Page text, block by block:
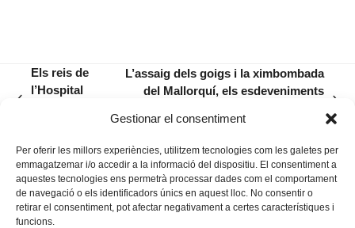
Gestionar el consentiment
Per oferir les millors experiències, utilitzem tecnologies com les galetes per
emmagatzemar i/o accedir a la informació del dispositiu. El consentiment a
aquestes tecnologies ens permetrà processar dades com el comportament
de navegació o els identificadors únics en aquest lloc. No consentir o
retirar el consentiment, pot afectar negativament a certes característiques i
funcions.
Els reis de
l’Hospital
post:
L’assaig dels goigs i la ximbombada
del Mallorquí, els esdeveniments